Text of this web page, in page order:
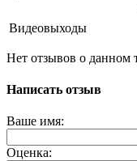
Видеовыходы
Нет отзывов о данном
Написать отзыв
Ваше имя:
Оценка: